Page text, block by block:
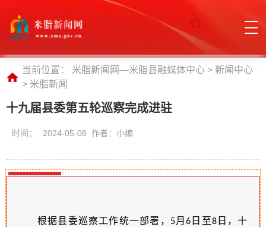
当前位置： 米脂新闻网—米脂县融媒体中心 > 新闻中心
> 米脂新闻
十九届县委第五轮巡察完成进驻
时间： 2024-05-08 作者：小编
根据县委巡察工作统一部署， 5月6 日至8 日，十